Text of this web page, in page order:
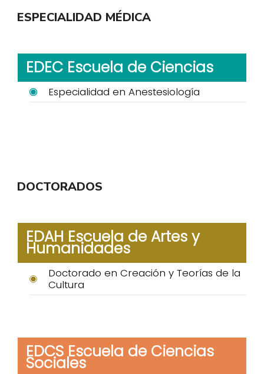
ESPECIALIDAD MÉDICA
EDEC Escuela de Ciencias
Especialidad en Anestesiología
DOCTORADOS
EDAH Escuela de Artes y
Humanidades
Doctorado en Creación y Teorías de la
Cultura
EDCS Escuela de Ciencias
Sociales